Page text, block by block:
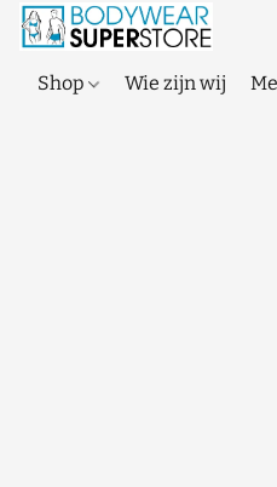
Shop Wie zijn wij